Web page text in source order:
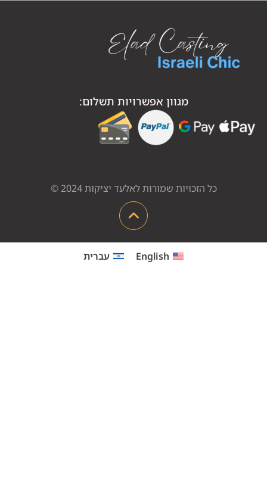
מגוון אפשרויות תשלום:
כל הזכויות שמורות לאלעד יציקות 2024 ©
English עברית